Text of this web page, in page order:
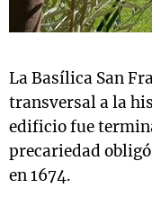
La Basílica San
transversal a la
edificio fue
precariedad
en 1674.